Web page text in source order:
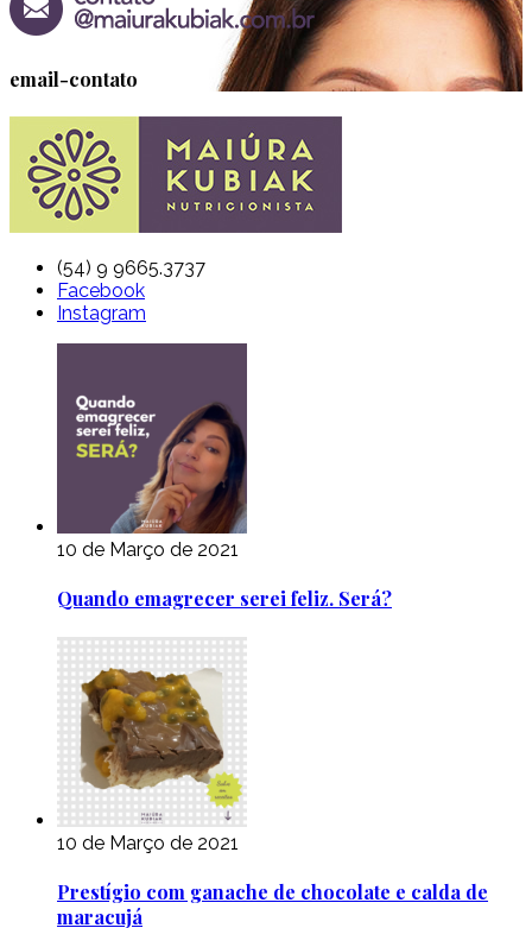
email-contato
(54) 9 9665.3737
Facebook
Instagram
10 de Março de 2021
Quando emagrecer serei feliz. Será?
10 de Março de 2021
Prestígio com ganache de chocolate e calda de
maracujá